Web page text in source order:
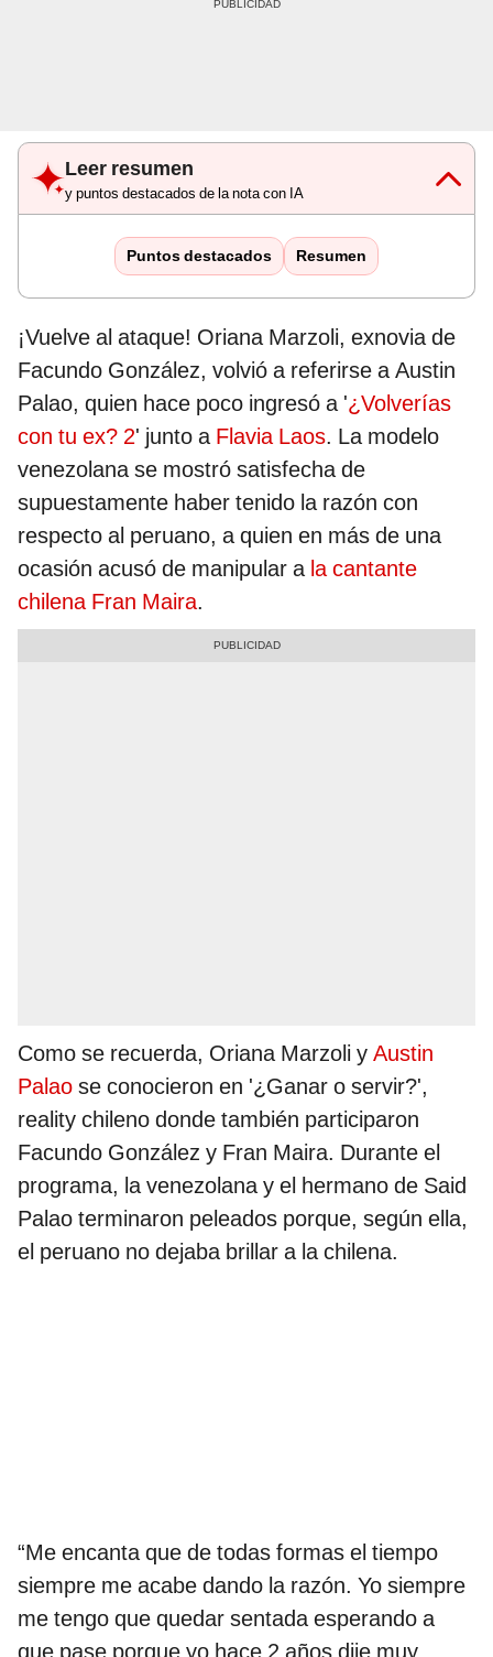
Leer resumen
y puntos destacados de la nota con IA
Puntos destacados Resumen
¡Vuelve al ataque! Oriana Marzoli, exnovia de
Facundo González, volvió a referirse a Austin
Palao, quien hace poco ingresó a '¿Volverías
con tu ex? 2' junto a Flavia Laos. La modelo
venezolana se mostró satisfecha de
supuestamente haber tenido la razón con
respecto al peruano, a quien en más de una
ocasión acusó de manipular a la cantante
chilena Fran Maira.
Como se recuerda, Oriana Marzoli y Austin
Palao se conocieron en '¿Ganar o servir?',
reality chileno donde también participaron
Facundo González y Fran Maira. Durante el
programa, la venezolana y el hermano de Said
Palao terminaron peleados porque, según ella,
el peruano no dejaba brillar a la chilena.
“Me encanta que de todas formas el tiempo
siempre me acabe dando la razón. Yo siempre
me tengo que quedar sentada esperando a
que pase porque yo hace 2 años dije muy